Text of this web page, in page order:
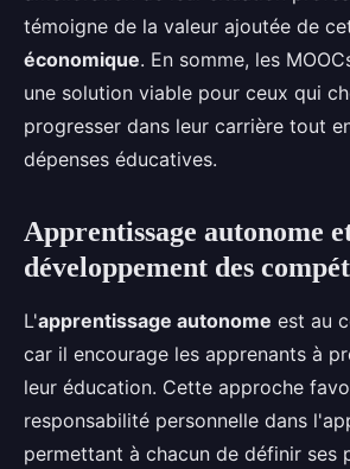
témoigne de la valeur ajoutée de
économique. En somme, les
une solution viable pour ceux qui
progresser dans leur carrière tout
dépenses éducatives.
Apprentissage autonome
développement des
L'apprentissage autonome est au
car il encourage les apprenants à
leur éducation. Cette approche
responsabilité personnelle dans
permettant à chacun de définir ses